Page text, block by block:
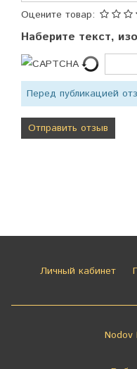
Оцените товар:
Наберите текст,
Перед публикацией
Личный кабинет
Nodov